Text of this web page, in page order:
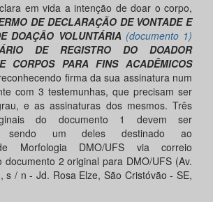
em vida a intenção de doar o corpo,
DE DECLARAÇÃO DE VONTADE E
DOAÇÃO VOLUNTÁRIA (documento 1)
DE REGISTRO DO DOADOR
CORPOS PARA FINS ACADÊMICOS
firma da sua assinatura num
com 3 testemunhas, que precisam ser
e as assinaturas dos mesmos. Três
do documento 1 devem ser
sendo um deles destinado ao
Morfologia DMO/UFS via correio
documento 2 original para DMO/UFS (Av.
s / n - Jd. Rosa Elze, São Cristóvão - SE,